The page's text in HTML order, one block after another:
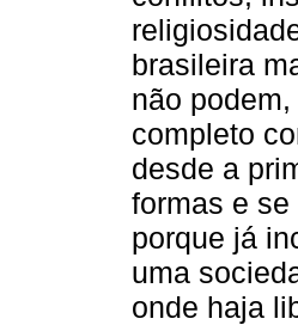
brasileira
não
completo
desde a
formas e
porque já
uma
onde haja